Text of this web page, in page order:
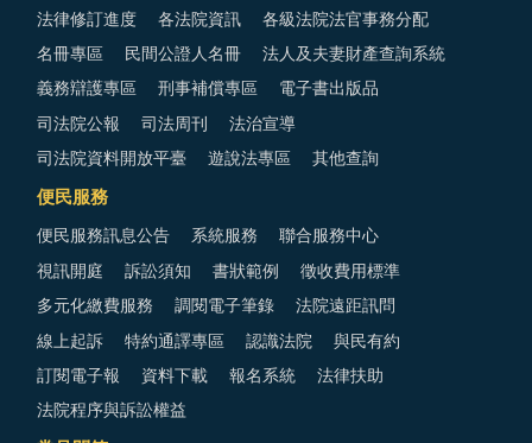
法律修訂進度 各法院資訊 各級法院法官事務分配
名冊專區 民間公證人名冊 法人及夫妻財產查詢系統
義務辯護專區 刑事補償專區 電子書出版品
司法院公報 司法周刊 法治宣導
司法院資料開放平臺 遊說法專區 其他查詢
便民服務
便民服務訊息公告 系統服務 聯合服務中心
視訊開庭 訴訟須知 書狀範例 徵收費用標準
多元化繳費服務 調閱電子筆錄 法院遠距訊問
線上起訴 特約通譯專區 認識法院 與民有約
訂閱電子報 資料下載 報名系統 法律扶助
法院程序與訴訟權益